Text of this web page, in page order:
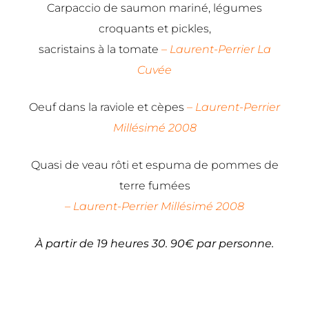
Carpaccio de saumon mariné, légumes
croquants et pickles,
sacristains à la tomate – Laurent-Perrier La
Cuvée
Oeuf dans la raviole et cèpes – Laurent-Perrier
Millésimé 2008
Quasi de veau rôti et espuma de pommes de
terre fumées
– Laurent-Perrier Millésimé 2008
À partir de 19 heures 30. 90€ par personne.